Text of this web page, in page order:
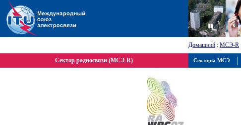
Домашний : МСЭ-R
Сектор радиосвязи (МСЭ-R) Секторы МСЭ